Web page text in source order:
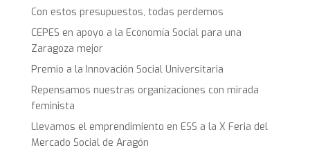
Con estos presupuestos, todas perdemos
CEPES en apoyo a la Economía Social para una
Zaragoza mejor
Premio a la Innovación Social Universitaria
Repensamos nuestras organizaciones con mirada
feminista
Llevamos el emprendimiento en ESS a la X Feria del
Mercado Social de Aragón